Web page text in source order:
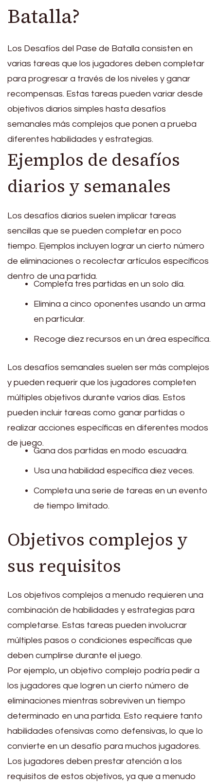
Batalla?
Los Desafíos del Pase de Batalla consisten en
varias tareas que los jugadores deben completar
para progresar a través de los niveles y ganar
recompensas. Estas tareas pueden variar desde
objetivos diarios simples hasta desafíos
semanales más complejos que ponen a prueba
diferentes habilidades y estrategias.
Ejemplos de desafíos
diarios y semanales
Los desafíos diarios suelen implicar tareas
sencillas que se pueden completar en poco
tiempo. Ejemplos incluyen lograr un cierto número
de eliminaciones o recolectar artículos específicos
dentro de una partida.
Completa tres partidas en un solo día.
Elimina a cinco oponentes usando un arma
en particular.
Recoge diez recursos en un área específica.
Los desafíos semanales suelen ser más complejos
y pueden requerir que los jugadores completen
múltiples objetivos durante varios días. Estos
pueden incluir tareas como ganar partidas o
realizar acciones específicas en diferentes modos
de juego.
Gana dos partidas en modo escuadra.
Usa una habilidad específica diez veces.
Completa una serie de tareas en un evento
de tiempo limitado.
Objetivos complejos y
sus requisitos
Los objetivos complejos a menudo requieren una
combinación de habilidades y estrategias para
completarse. Estas tareas pueden involucrar
múltiples pasos o condiciones específicas que
deben cumplirse durante el juego.
Por ejemplo, un objetivo complejo podría pedir a
los jugadores que logren un cierto número de
eliminaciones mientras sobreviven un tiempo
determinado en una partida. Esto requiere tanto
habilidades ofensivas como defensivas, lo que lo
convierte en un desafío para muchos jugadores.
Los jugadores deben prestar atención a los
requisitos de estos objetivos, ya que a menudo